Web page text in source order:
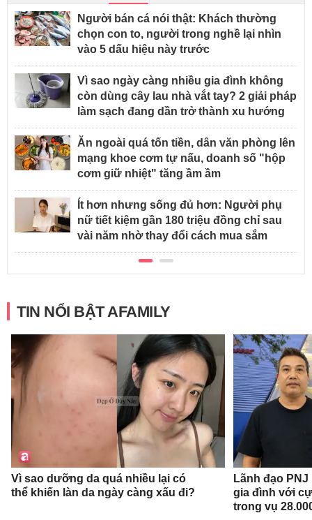
Người bán cá nói thật: Khách thường
chọn con to, người trong nghề lại nhìn
vào 5 dấu hiệu này trước
Vì sao ngày càng nhiều gia đình không
còn dùng cây lau nhà vắt tay? 2 giải pháp
làm sạch đang dần trở thành xu hướng
Ăn ngoài quá tốn tiền, dân văn phòng lên
mạng khoe cơm tự nấu, doanh số "hộp
cơm giữ nhiệt" tăng ầm ầm
Ít hơn nhưng sống đủ hơn: Người phụ
nữ tiết kiệm gần 180 triệu đồng chỉ sau
vài năm nhờ thay đổi cách mua sắm
TIN NỔI BẬT AFAMILY
Vì sao dưỡng da quá nhiều lại có
thể khiến làn da ngày càng xấu đi?
Lãnh đạo
gia đình với
trong vụ